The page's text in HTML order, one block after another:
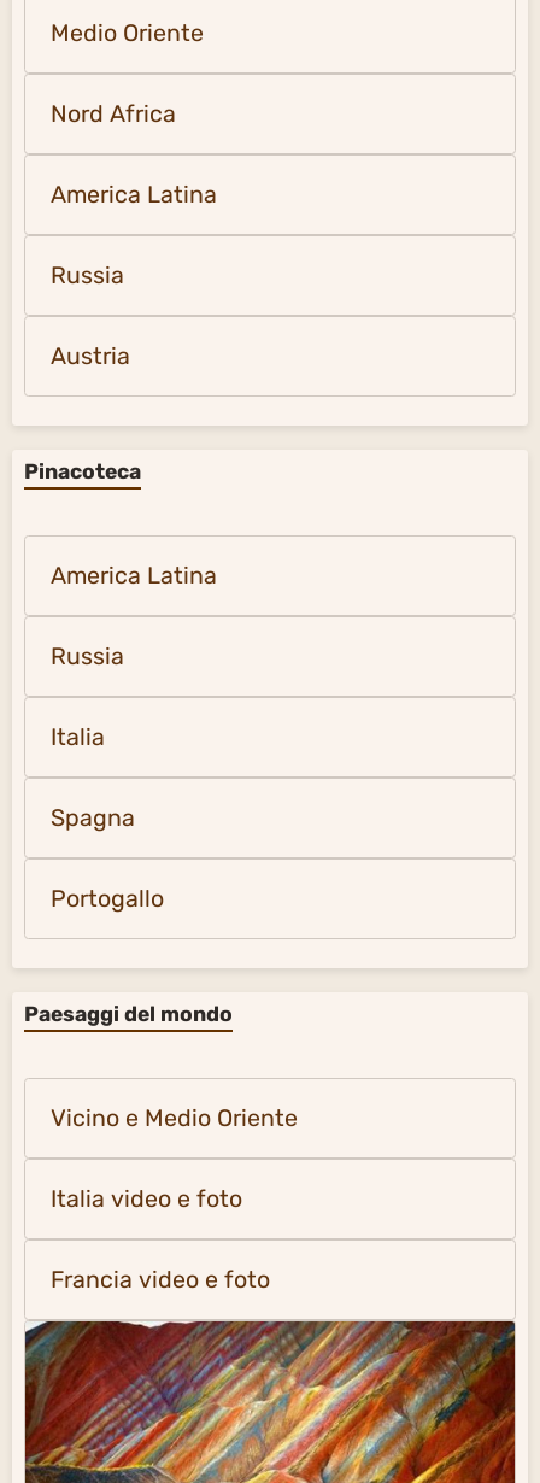
Medio Oriente
Nord Africa
America Latina
Russia
Austria
Pinacoteca
America Latina
Russia
Italia
Spagna
Portogallo
Paesaggi del mondo
Vicino e Medio Oriente
Italia video e foto
Francia video e foto